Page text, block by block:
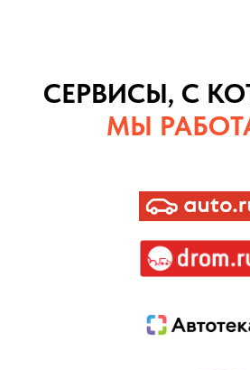
СЕРВИСЫ, С
МЫ